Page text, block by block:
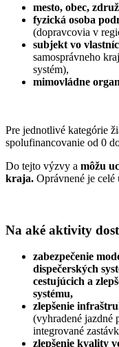
mesto, obec,
fyzická osoba
(dopravcovia v
subjekt vo
samosprávneho
systém),
mimovládne
Pre jednotlivé kategórie
spolufinancovanie od 0
Do tejto výzvy a môžu
kraja. Oprávnené je celé
Na aké aktivity
zabezpečenie
dispečerských
cestujúcich a
systému,
zlepšenie
(vyhradené jazdné
integrované
zlepšenie kvality